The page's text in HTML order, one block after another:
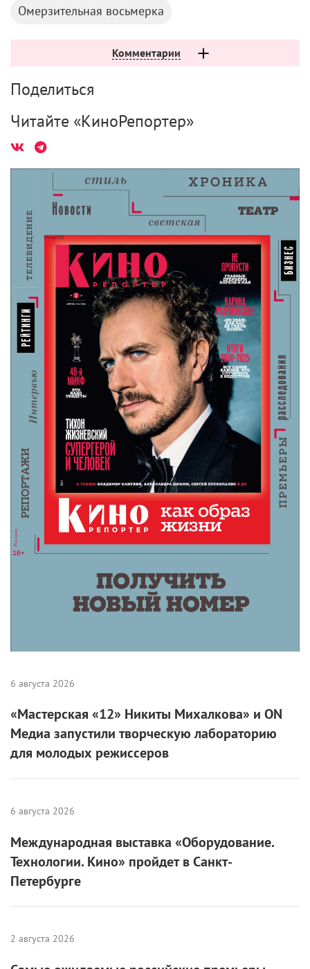
Читайте «КиноРепортер»
«Мастерская «12» Никиты Михалкова» и ON
Международная выставка «Оборудование.
Технологии. Кино» пройдет в Санкт-
Самые ожидаемые российские премьеры
ближайшего будущего